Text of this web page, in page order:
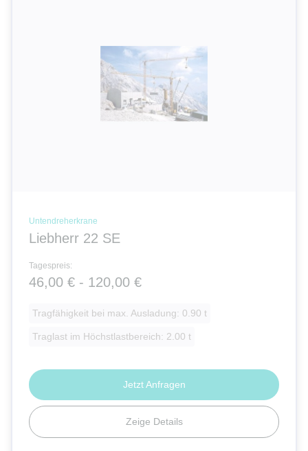
Untendreherkrane
Liebherr 22 SE
Tagespreis:
46,00 € - 120,00 €
Tragfähigkeit bei max. Ausladung: 0.90 t
Traglast im Höchstlastbereich: 2.00 t
Zeige Details
Jetzt Anfragen